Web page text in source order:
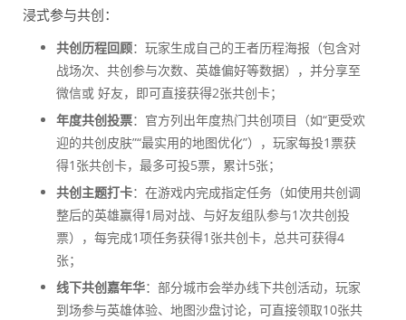
浸式参与共创：
共创历程回顾：玩家生成自己的王者历程海报（包含对
战场次、共创参与次数、英雄偏好等数据），并分享至
微信或 好友，即可直接获得2张共创卡；
年度共创投票：官方列出年度热门共创项目（如“更受欢
迎的共创皮肤”“最实用的地图优化”），玩家每投1票获
得1张共创卡，最多可投5票，累计5张；
共创主题打卡：在游戏内完成指定任务（如使用共创调
整后的英雄赢得1局对战、与好友组队参与1次共创投
票），每完成1项任务获得1张共创卡，总共可获得4
张；
线下共创嘉年华：部分城市会举办线下共创活动，玩家
到场参与英雄体验、地图沙盘讨论，可直接领取10张共